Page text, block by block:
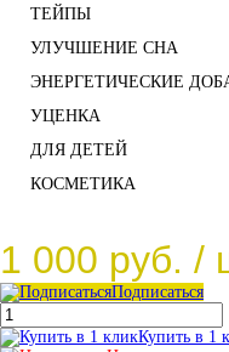
ТЕЙПЫ
УЛУЧШЕНИЕ СНА
ЭНЕРГЕТИЧЕСКИЕ
УЦЕНКА
ДЛЯ ДЕТЕЙ
КОСМЕТИКА
1 000 руб. /
Подписаться
Купить в 1